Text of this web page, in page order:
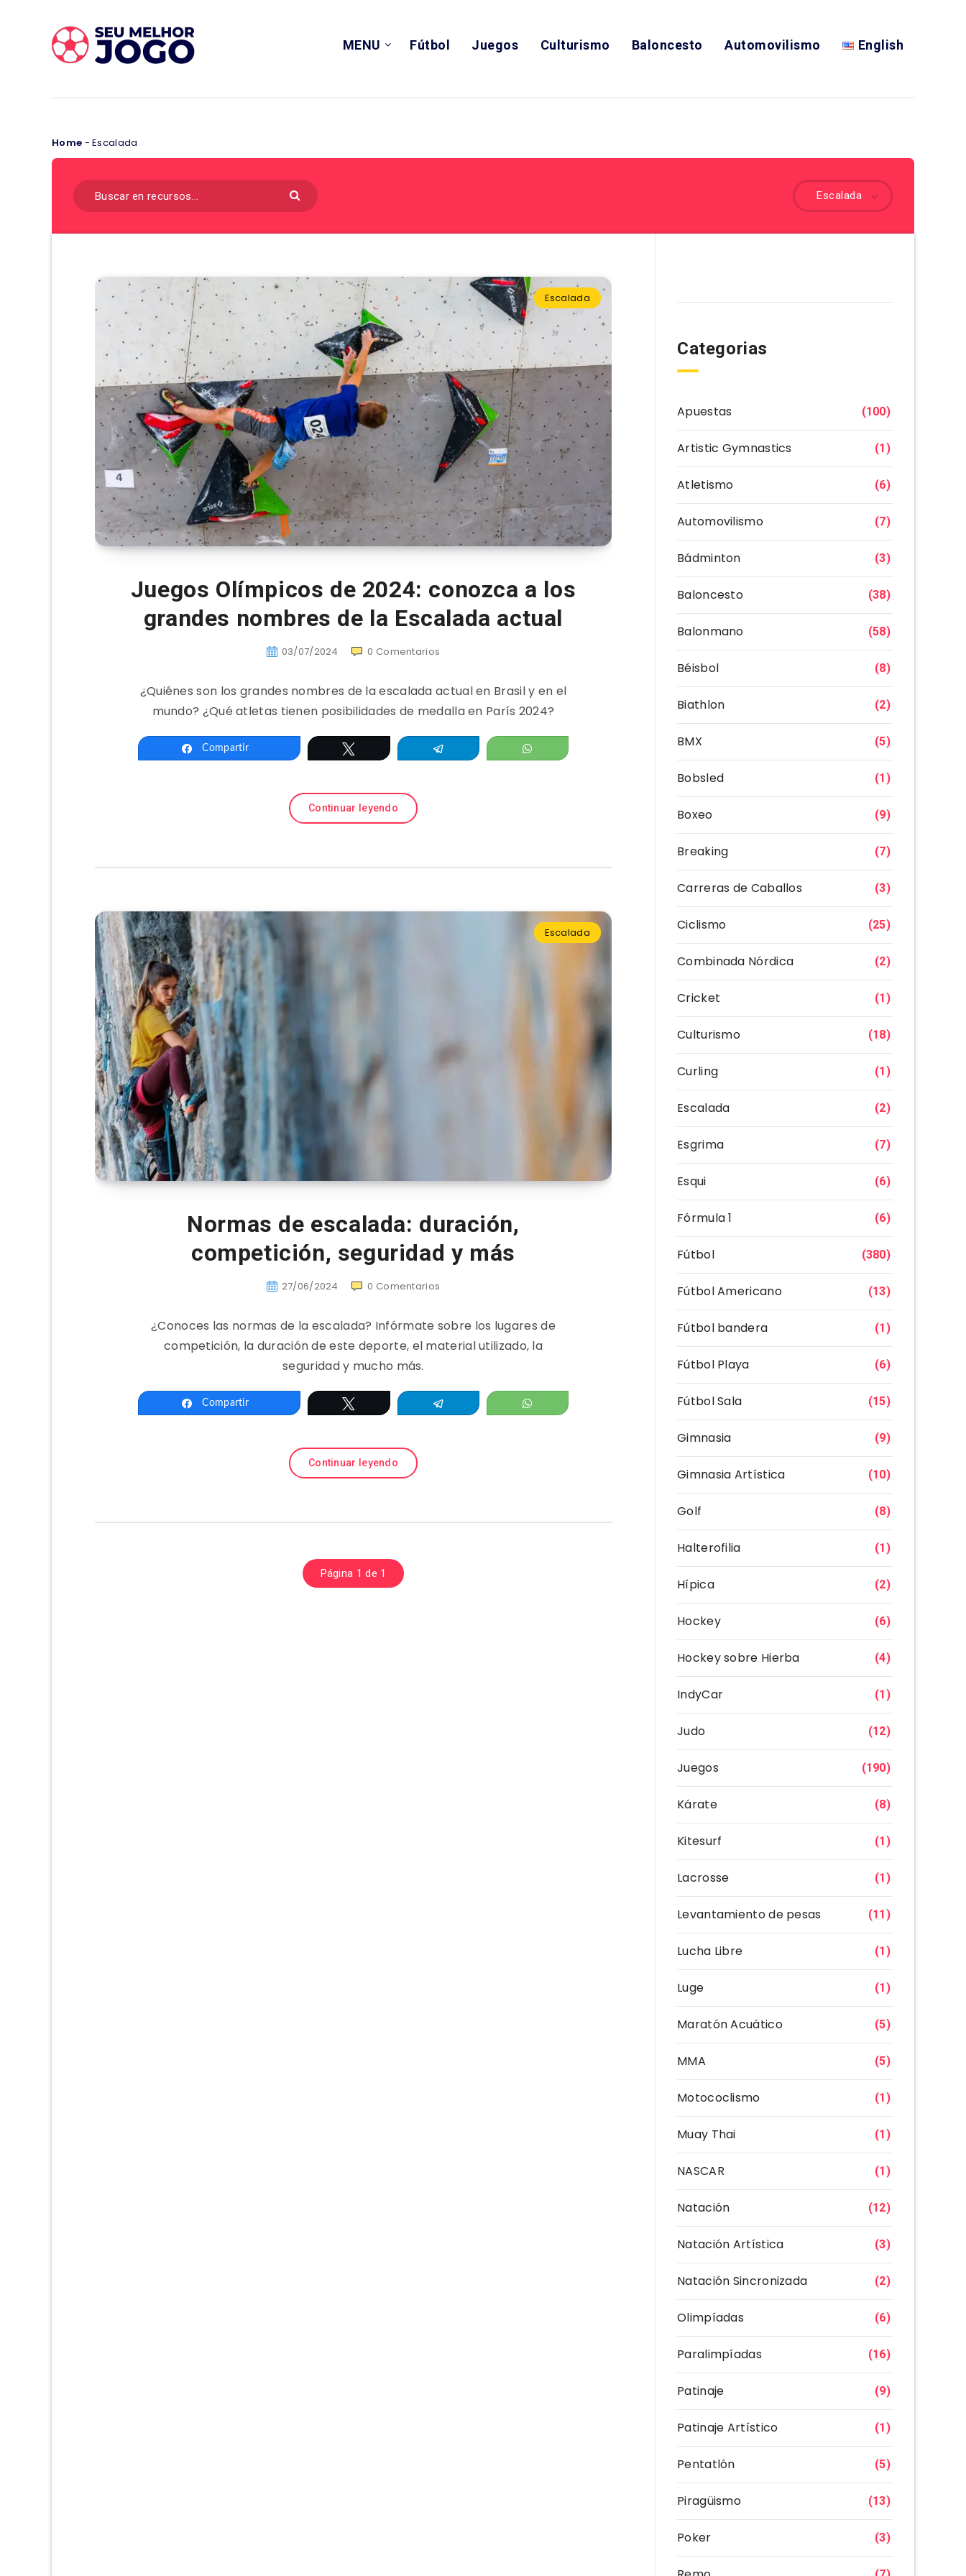
MENU Fútbol Juegos Culturismo Baloncesto Automovilismo English
Home -Escalada
Escalada
Escalada
Juegos Olímpicos de 2024: conozca a los
grandes nombres de la Escalada actual
03/07/2024 0 Comentarios
¿Quiénes son los grandes nombres de la escalada actual en Brasil y en el
mundo? ¿Qué atletas tienen posibilidades de medalla en París 2024?
Compartir Twittear Telegram WhatsApp
Continuar leyendo
Escalada
Normas de escalada: duración,
competición, seguridad y más
27/06/2024 0 Comentarios
¿Conoces las normas de la escalada? Infórmate sobre los lugares de
competición, la duración de este deporte, el material utilizado, la
seguridad y mucho más.
Compartir Twittear Telegram WhatsApp
Continuar leyendo
Página 1 de 1
Categorias
Apuestas (100)
Artistic Gymnastics (1)
Atletismo (6)
Automovilismo (7)
Bádminton (3)
Baloncesto (38)
Balonmano (58)
Béisbol (8)
Biathlon (2)
BMX (5)
Bobsled (1)
Boxeo (9)
Breaking (7)
Carreras de Caballos (3)
Ciclismo (25)
Combinada Nórdica (2)
Cricket (1)
Culturismo (18)
Curling (1)
Escalada (2)
Esgrima (7)
Esqui (6)
Fórmula 1 (6)
Fútbol (380)
Fútbol Americano (13)
Fútbol bandera (1)
Fútbol Playa (6)
Fútbol Sala (15)
Gimnasia (9)
Gimnasia Artística (10)
Golf (8)
Halterofilia (1)
Hípica (2)
Hockey (6)
Hockey sobre Hierba (4)
IndyCar (1)
Judo (12)
Juegos (190)
Kárate (8)
Kitesurf (1)
Lacrosse (1)
Levantamiento de pesas (11)
Lucha Libre (1)
Luge (1)
Maratón Acuático (5)
MMA (5)
Motococlismo (1)
Muay Thai (1)
NASCAR (1)
Natación (12)
Natación Artística (3)
Natación Sincronizada (2)
Olimpíadas (6)
Paralimpíadas (16)
Patinaje (9)
Patinaje Artístico (1)
Pentatlón (5)
Piragüismo (13)
Poker (3)